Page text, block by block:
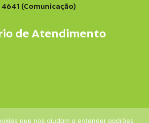
4641 (Comunicação)
de Atendimento
que nos ajudam a entender padrões